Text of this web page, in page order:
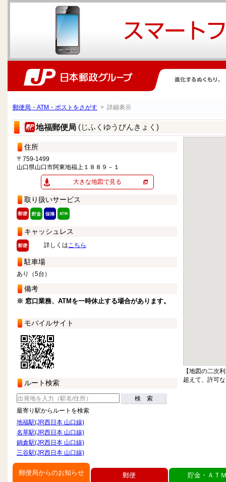
郵便局・ATM・ポストをさがす > 詳細表示
地福郵便局 (じふくゆうびんきょく)
住所
〒759-1499
山口県山口市阿東地福上１８８９－１
大きな地図で見る
取り扱いサービス
キャッシュレス
詳しくはこちら
駐車場
あり（5台）
備考
※ 窓口業務、ATMを一時休止する場合があります。
モバイルサイト
ルート検索
検 索
最寄り駅からルートを検索
地福駅(JR西日本 山口線)
名草駅(JR西日本 山口線)
鍋倉駅(JR西日本 山口線)
三谷駅(JR西日本 山口線)
【地図の二次
超えて、許可
郵便局からのお知らせ 郵便 貯金・ＡＴ